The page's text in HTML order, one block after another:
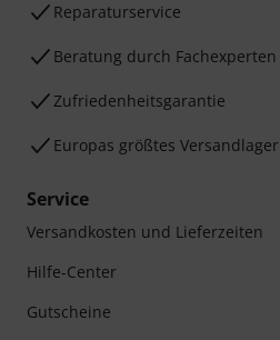
Reparaturservice
Beratung durch Fachexperten
Zufriedenheitsgarantie
Europas größtes Versandlager
Service
Versandkosten und Lieferzeiten
Hilfe-Center
Gutscheine